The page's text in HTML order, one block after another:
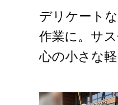
デリケート
作業に。サ
心の小さな